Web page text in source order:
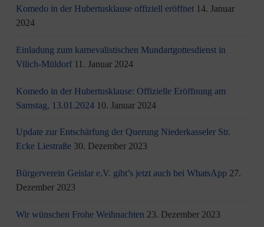
Komedo in der Hubertusklause offiziell eröffnet 14. Januar
2024
Einladung zum karnevalistischen Mundartgottesdienst in
Vilich-Müldorf 11. Januar 2024
Komedo in der Hubertusklause: Offizielle Eröffnung am
Samstag, 13.01.2024 10. Januar 2024
Update zur Entschärfung der Querung Niederkasseler Str.
Ecke Liestraße 30. Dezember 2023
Bürgerverein Geislar e.V. gibt’s jetzt auch bei WhatsApp 27.
Dezember 2023
Wir wünschen Frohe Weihnachten 23. Dezember 2023